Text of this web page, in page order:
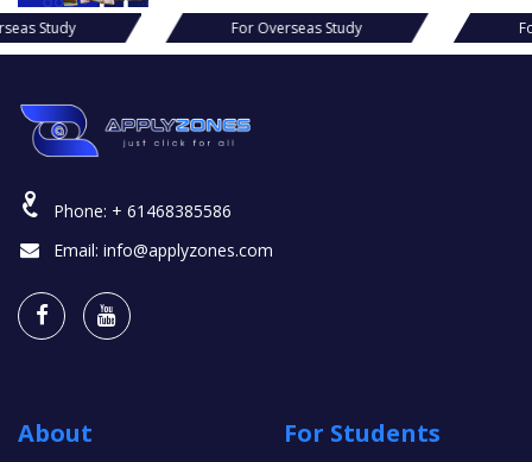
Study For Overseas Study For
Phone: + 61468385586
Email: info@applyzones.com
About For Students